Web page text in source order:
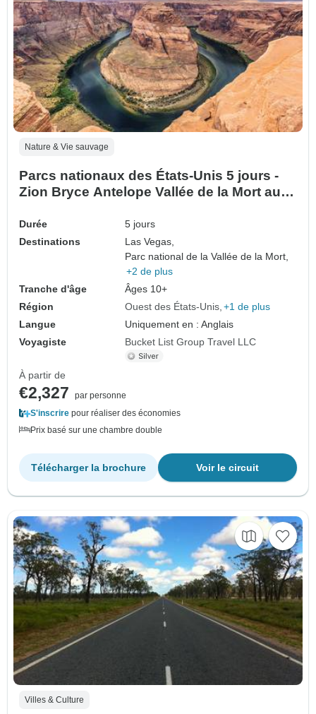
Nature & Vie sauvage
Parcs nationaux des États-Unis 5 jours -
Zion Bryce Antelope Vallée de la Mort au
Durée
5 jours
Destinations
Las Vegas,
Parc national de la Vallée de la Mort,
+2 de plus
Tranche d'âge
Âges 10+
Région
Ouest des États-Unis +1 de plus
Langue
Uniquement en : Anglais
Voyagiste
Bucket List Group Travel LLC
À partir de
€2,327
par personne
S'inscrire pour réaliser des économies
Prix basé sur une chambre double
Voir le circuit
Télécharger la brochure
Villes & Culture